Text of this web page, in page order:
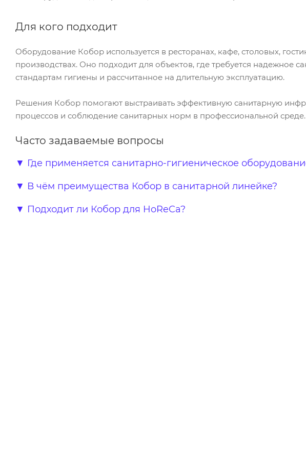
Для кого подходит
Оборудование Кобор используется в ресторанах, кафе, столовых,
производствах. Оно подходит для объектов, где требуется надежное
стандартам гигиены и рассчитанное на длительную эксплуатацию.
Решения Кобор помогают выстраивать эффективную санитарную
процессов и соблюдение санитарных норм в профессиональной среде.
Часто задаваемые вопросы
▼ Где применяется санитарно-гигиеническое
▼ В чём преимущества Кобор в санитарной линейке?
▼ Подходит ли Кобор для HoReCa?